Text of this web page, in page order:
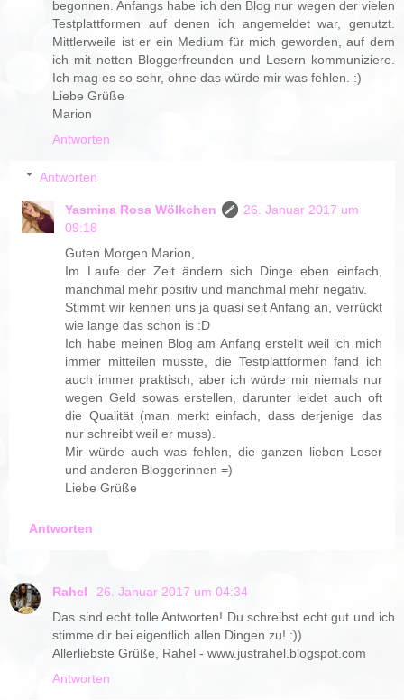
begonnen. Anfangs habe ich den Blog nur wegen der vielen
Testplattformen auf denen ich angemeldet war, genutzt.
Mittlerweile ist er ein Medium für mich geworden, auf dem
ich mit netten Bloggerfreunden und Lesern kommuniziere.
Ich mag es so sehr, ohne das würde mir was fehlen. :)
Liebe Grüße
Marion
Antworten
Antworten
Yasmina Rosa Wölkchen
26. Januar 2017 um
09:18
Guten Morgen Marion,
Im Laufe der Zeit ändern sich Dinge eben einfach,
manchmal mehr positiv und manchmal mehr negativ.
Stimmt wir kennen uns ja quasi seit Anfang an, verrückt
wie lange das schon is :D
Ich habe meinen Blog am Anfang erstellt weil ich mich
immer mitteilen musste, die Testplattformen fand ich
auch immer praktisch, aber ich würde mir niemals nur
wegen Geld sowas erstellen, darunter leidet auch oft
die Qualität (man merkt einfach, dass derjenige das
nur schreibt weil er muss).
Mir würde auch was fehlen, die ganzen lieben Leser
und anderen Bloggerinnen =)
Liebe Grüße
Antworten
Rahel
26. Januar 2017 um 04:34
Das sind echt tolle Antworten! Du schreibst echt gut und ich
stimme dir bei eigentlich allen Dingen zu! :))
Allerliebste Grüße, Rahel - www.justrahel.blogspot.com
Antworten